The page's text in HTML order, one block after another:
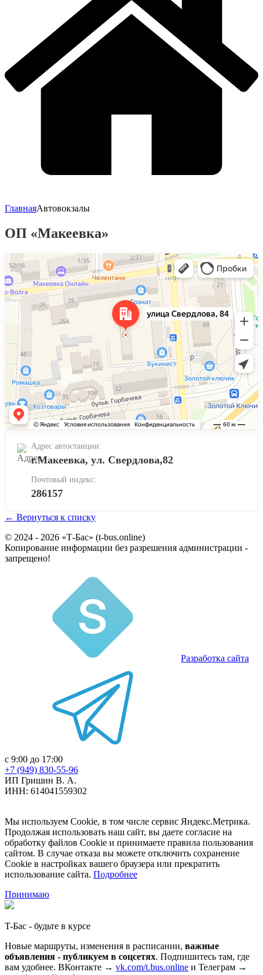
ГлавнаяАвтовокзалы
ОП «Макеевка»
Улица Свердлова, 84 — Яндекс Карты
Адрес автостанции:
г.Макеевка, ул. Свердлова,82
Почтовый индекс:
286157
← Вернуться к списку
© 2024 - 2026 «Т-Бас» (t-bus.online)
Копирование информации без разрешения администрации -
запрещено!
Разработка сайта
с 9:00 до 17:00
+7 (949) 830-55-96
ИП Гришин В. А.
ИНН: 614041559302
Мы используем Cookie, в том числе сервис Яндекс.Метрика.
Продолжая использовать наш сайт, вы даете согласие на
обработку файлов Cookie и принимаете правила пользования
сайтом. В случае отказа вы можете отключить сохранение
Cookie в настройках вашего браузера или прекратить
использование сайта. Подробнее
Принимаю
T-Бас - будьте в курсе
Новые маршруты, изменения в расписании, важные
объявления - публикуем в соцсетях. Подпишитесь там, где
вам удобнее. ВКонтакте → vk.com/t.bus.online и Телеграм →